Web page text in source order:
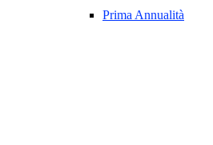
Prima Annualità